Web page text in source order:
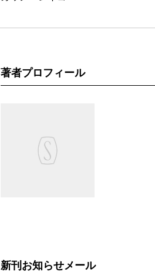
著者プロフィール
新刊お知らせメール